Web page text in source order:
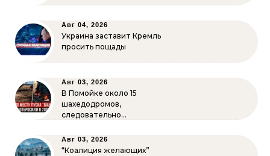
Авг 04, 2026
Украина заставит Кремль
просить пощады
Авг 03, 2026
В Помойке около 15
шахедодромов,
следовательно…
Авг 03, 2026
“Коалиция желающих”